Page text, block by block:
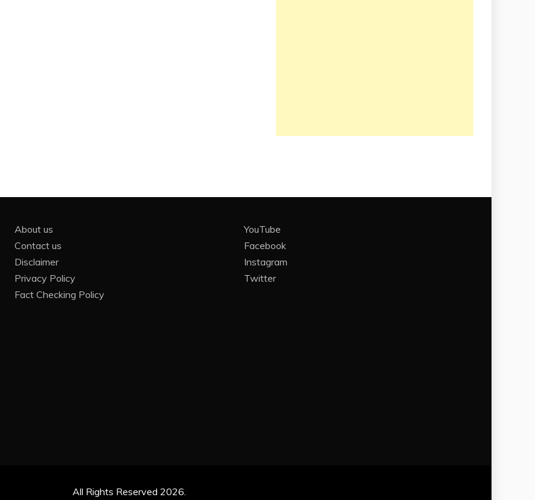
About us
Contact us
Disclaimer
Privacy Policy
Fact Checking Policy
YouTube
Facebook
Instagram
Twitter
All Rights Reserved 2026.